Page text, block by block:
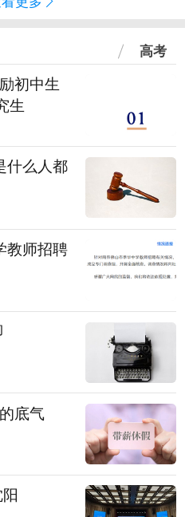
高考
初中生
生
什么人都
教师招聘
底气